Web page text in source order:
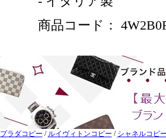
商品コード：
プラダコピー / ルイヴィトンコピー / シャネルコピ